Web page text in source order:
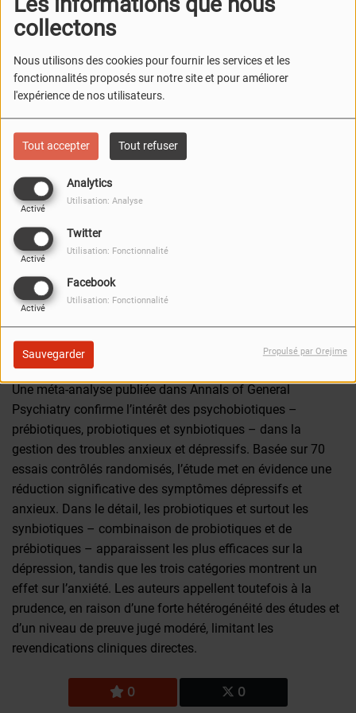
collectons
Nous utilisons des cookies pour fournir les services et les
fonctionnalités proposés sur notre site et pour améliorer
l'expérience de nos utilisateurs.
Tout accepter Tout refuser
Analytics
Activé
Utilisation: Analyse
Twitter
Activé
Utilisation: Fonctionnalité
Facebook
Activé
Utilisation: Fonctionnalité
Sauvegarder Propulsé par Orejime
la dépression
0 0
06 MAI 2026
Une méta-analyse publiée dans Annals of General
Psychiatry confirme l’intérêt des psychobiotiques –
prébiotiques, probiotiques et synbiotiques – dans la
gestion des troubles anxieux et dépressifs. Basée sur 70
essais contrôlés randomisés, l’étude met en évidence une
réduction significative des symptômes dépressifs et
anxieux. Dans le détail, les probiotiques et surtout les
synbiotiques – combinaison de probiotiques et de
prébiotiques – apparaissent les plus efficaces sur la
dépression, tandis que les trois catégories montrent un
effet sur l’anxiété. Les auteurs appellent toutefois à la
prudence, en raison d’une forte hétérogénéité des études et
d’un niveau de preuve jugé modéré, limitant les
revendications cliniques directes.